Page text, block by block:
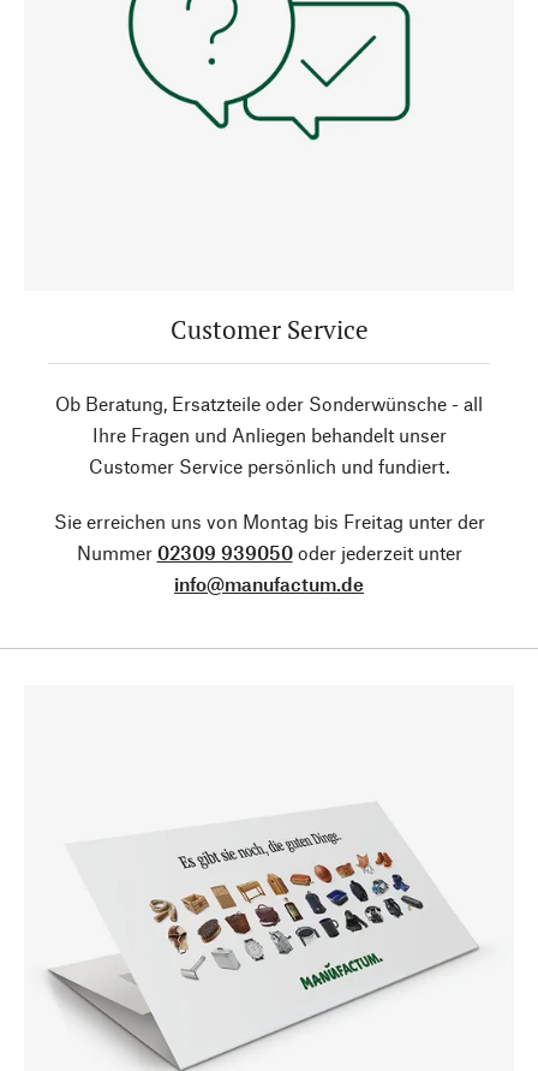
Customer Service
Ob Beratung, Ersatzteile oder Sonderwünsche - all
Ihre Fragen und Anliegen behandelt unser
Customer Service persönlich und fundiert.
Sie erreichen uns von Montag bis Freitag unter der
Nummer 02309 939050oder jederzeit unter
info@manufactum.de